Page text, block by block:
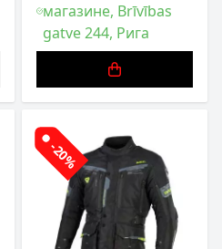
магазине, Brīvības
gatve 244, Рига
-20%